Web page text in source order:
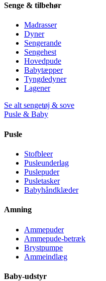
Senge & tilbehør
Madrasser
Dyner
Sengerande
Sengehest
Hovedpude
Babytæpper
Tyngdedyner
Lagener
Se alt sengetøj & sove
Pusle & Baby
Pusle
Stofbleer
Pusleunderlag
Puslepuder
Pusletasker
Babyhåndklæder
Amning
Ammepuder
Ammepude-betræk
Brystpumpe
Ammeindlæg
Baby-udstyr